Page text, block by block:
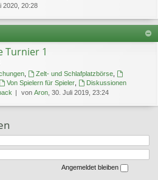
2020, 20:28
Turnier 1
, Zelt- und Schlafplatzbörse,
Von Spielern für Spieler,
Diskussionen
von Aron , 30. Juli 2019, 23:24
Angemeldet bleiben